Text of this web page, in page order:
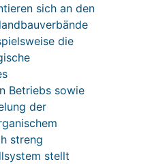
sich an den
die
Betriebs sowie
der
streng
stellt